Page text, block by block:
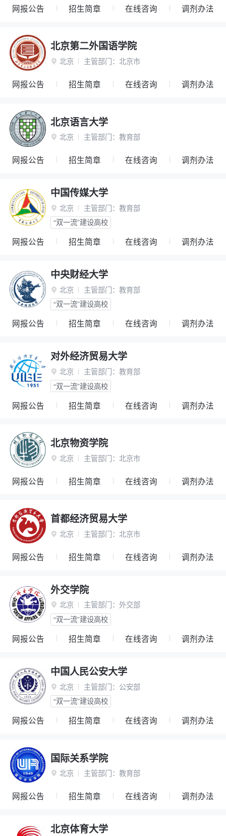
网报公告 招生简章 在线咨询 调剂办法
北京第二外国语学院
 北京 主管部门： 北京市
网报公告 招生简章 在线咨询 调剂办法
北京语言大学
 北京 主管部门： 教育部
网报公告 招生简章 在线咨询 调剂办法
中国传媒大学
 北京 主管部门： 教育部
“双一流”建设高校
网报公告 招生简章 在线咨询 调剂办法
中央财经大学
 北京 主管部门： 教育部
“双一流”建设高校
网报公告 招生简章 在线咨询 调剂办法
对外经济贸易大学
 北京 主管部门： 教育部
“双一流”建设高校
网报公告 招生简章 在线咨询 调剂办法
北京物资学院
 北京 主管部门： 北京市
网报公告 招生简章 在线咨询 调剂办法
首都经济贸易大学
 北京 主管部门： 北京市
网报公告 招生简章 在线咨询 调剂办法
外交学院
 北京 主管部门： 外交部
“双一流”建设高校
网报公告 招生简章 在线咨询 调剂办法
中国人民公安大学
 北京 主管部门： 公安部
“双一流”建设高校
网报公告 招生简章 在线咨询 调剂办法
国际关系学院
 北京 主管部门： 教育部
网报公告 招生简章 在线咨询 调剂办法
北京体育大学